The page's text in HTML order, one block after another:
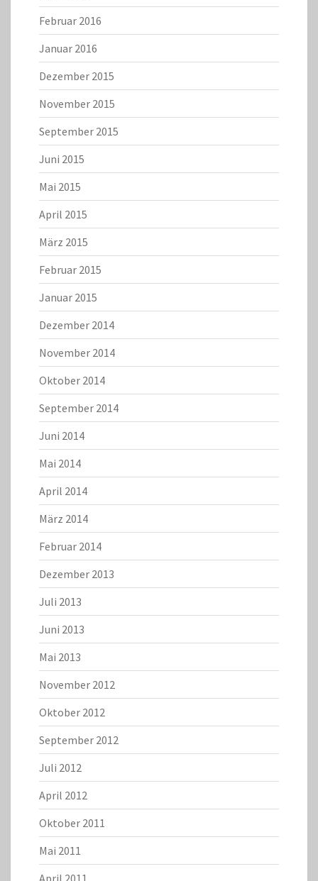
Februar 2016
Januar 2016
Dezember 2015
November 2015
September 2015
Juni 2015
Mai 2015
April 2015
März 2015
Februar 2015
Januar 2015
Dezember 2014
November 2014
Oktober 2014
September 2014
Juni 2014
Mai 2014
April 2014
März 2014
Februar 2014
Dezember 2013
Juli 2013
Juni 2013
Mai 2013
November 2012
Oktober 2012
September 2012
Juli 2012
April 2012
Oktober 2011
Mai 2011